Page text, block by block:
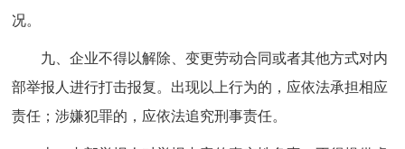
况。
九、企业不得以解除、变更劳动合同或者其他方式对内
部举报人进行打击报复。出现以上行为的，应依法承担相应
责任；涉嫌犯罪的，应依法追究刑事责任。